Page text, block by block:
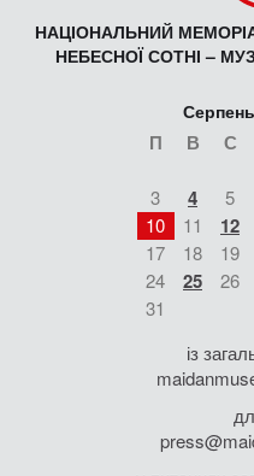
НАЦІОНАЛЬНИЙ
НЕБЕСНОЇ СОТНІ –
П В С
3 4 5
10
11 12
17
18 19
24
25 26
31
із